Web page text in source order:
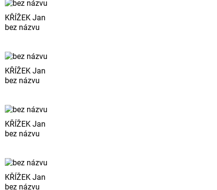
KŘÍŽEK Jan
bez názvu
KŘÍŽEK Jan
bez názvu
KŘÍŽEK Jan
bez názvu
KŘÍŽEK Jan
bez názvu